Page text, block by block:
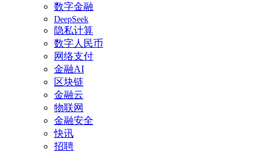
数字金融
DeepSeek
隐私计算
数字人民币
网络支付
金融AI
区块链
金融云
物联网
金融安全
快讯
招聘